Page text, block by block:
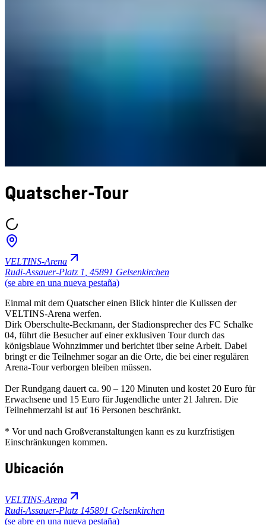
Quatscher-Tour
VELTINS-Arena
Rudi-Assauer-Platz 1 45891 Gelsenkirchen
(se abre en una nueva pestaña)
Einmal mit dem Quatscher einen Blick hinter die Kulissen der
VELTINS-Arena werfen.
Dirk Oberschulte-Beckmann, der Stadionsprecher des FC Schalke
04, führt die Besucher auf einer exklusiven Tour durch das
königsblaue Wohnzimmer und berichtet über seine Arbeit. Dabei
bringt er die Teilnehmer sogar an die Orte, die bei einer regulären
Arena-Tour verborgen bleiben müssen.
Der Rundgang dauert ca. 90 – 120 Minuten und kostet 20 Euro für
Erwachsene und 15 Euro für Jugendliche unter 21 Jahren. Die
Teilnehmerzahl ist auf 16 Personen beschränkt.
* Vor und nach Großveranstaltungen kann es zu kurzfristigen
Einschränkungen kommen.
Ubicación
VELTINS-Arena
Rudi-Assauer-Platz 145891 Gelsenkirchen
(se abre en una nueva pestaña)